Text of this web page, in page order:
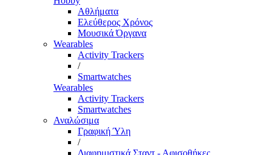
Αθλήματα
Ελεύθερος Χρόνος
Μουσικά Όργανα
Wearables
Activity Trackers
/
Smartwatches
Wearables
Activity Trackers
Smartwatches
Αναλώσιμα
Γραφική Ύλη
/
Διαφημιστικά Σταντ - Αφισοθήκες